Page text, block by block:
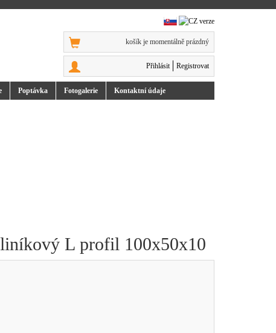
košík je momentálně prázdný
Přihlásit Registrovat
Poptávka Fotogalerie Kontaktní údaje
L profil 100x50x10